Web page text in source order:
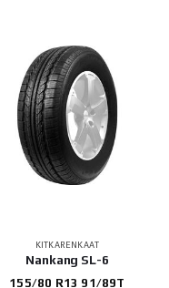
KITKARENKAAT
Nankang SL-6
155/80 R13 91/89T